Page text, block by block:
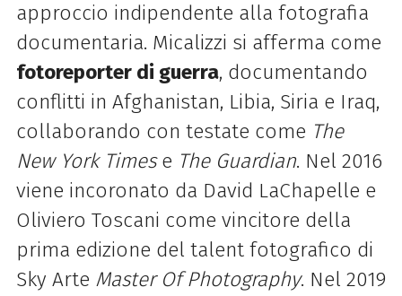
approccio indipendente alla fotografia
documentaria. Micalizzi si afferma come
fotoreporter di guerra, documentando
conflitti in Afghanistan, Libia, Siria e Iraq,
collaborando con testate come The
New York Timese The Guardian. Nel 2016
viene incoronato da David LaChapelle e
Oliviero Toscani come vincitore della
prima edizione del talent fotografico di
Sky Arte Master Of Photography. Nel 2019